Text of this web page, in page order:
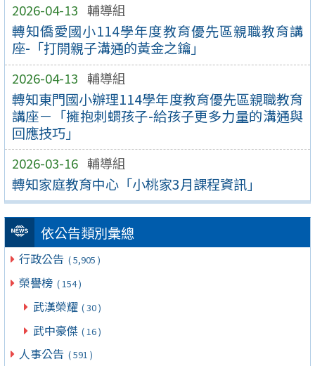
2026-04-13 輔導組
轉知僑愛國小114學年度教育優先區親職教育講
座-「打開親子溝通的黃金之鑰」
2026-04-13 輔導組
轉知東門國小辦理114學年度教育優先區親職教育
講座－「擁抱刺蝟孩子-給孩子更多力量的溝通與
回應技巧」
2026-03-16 輔導組
轉知家庭教育中心「小桃家3月課程資訊」
依公告類別彙總
行政公告 ( 5,905 )
榮譽榜 ( 154 )
武漢榮耀 ( 30 )
武中豪傑 ( 16 )
人事公告 ( 591 )